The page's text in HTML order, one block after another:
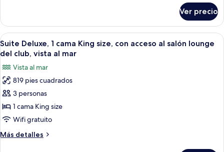
vista
al
mar
Deluxe,
cama
King
vista
al
mar
Ver precio
Abrir
todas
fotos
de
Suite
Deluxe,
1
cama
King
Un dormitorio de hotel moderno con
8
Suite Deluxe, 1 cama King size, con acceso al salón lounge
del club, vista al mar
Vista al mar
819 pies cuadrados
3 personas
1 cama King size
Wifi gratuito
Más detalles
Más